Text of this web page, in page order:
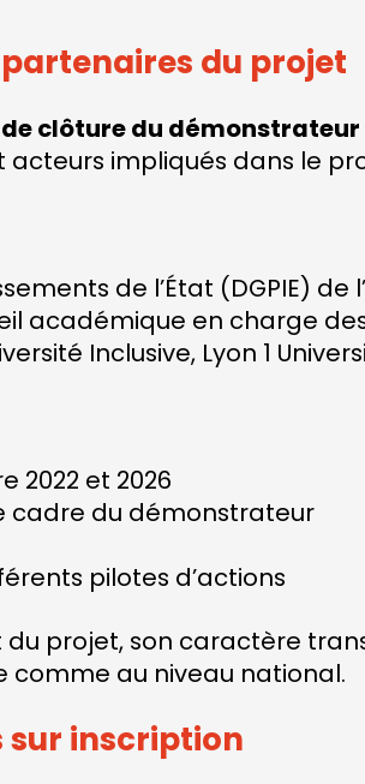
du projet
clôture du démonstrateur
impliqués dans le
de l’État (DGPIE) de
académique en charge
Inclusive, Lyon 1
2022 et 2026
cadre du démonstrateur
pilotes d’actions
projet, son caractère
comme au niveau national.
sur inscription